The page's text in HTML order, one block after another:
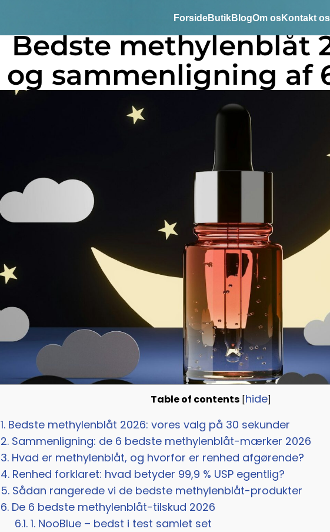
ForsideButikBlogOm osKontakt os
Bedste methylenblåt
og sammenligning af
Table of contents [hide]
1. Bedste methylenblåt 2026: vores valg på 30 sekunder
2. Sammenligning: de 6 bedste methylenblåt-mærker 2026
3. Hvad er methylenblåt, og hvorfor er renhed afgørende?
4. Renhed forklaret: hvad betyder 99,9 % USP egentlig?
5. Sådan rangerede vi de bedste methylenblåt-produkter
6. De 6 bedste methylenblåt-tilskud 2026
6.1. 1. NooBlue – bedst i test samlet set